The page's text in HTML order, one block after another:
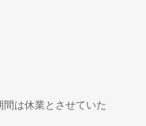
間は休業とさせていた